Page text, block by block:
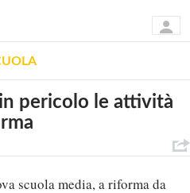
pericolo le attività
scuola media, a riforma da